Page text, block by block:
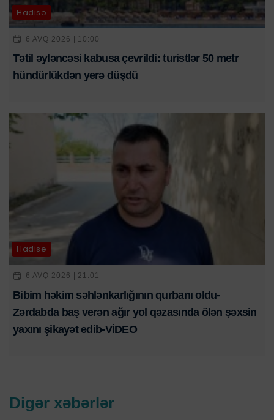
Hadisə
6 AVQ 2026 | 10:00
Tətil əyləncəsi kabusa çevrildi: turistlər 50 metr
hündürlükdən yerə düşdü
Hadisə
6 AVQ 2026 | 21:01
Bibim həkim səhlənkarlığının qurbanı oldu-
Zərdabda baş verən ağır yol qəzasında ölən şəxsin
yaxını şikayət edib-VİDEO
Digər xəbərlər